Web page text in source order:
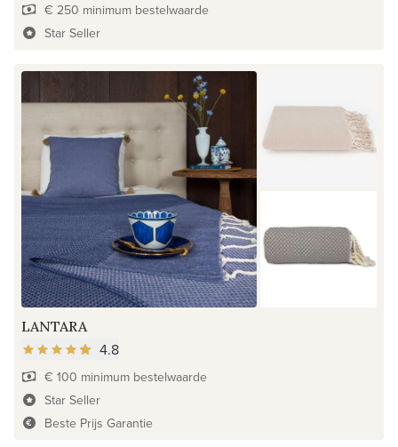
€ 250 minimum bestelwaarde
Star Seller
LANTARA
4.8
€ 100 minimum bestelwaarde
Star Seller
Beste Prijs Garantie